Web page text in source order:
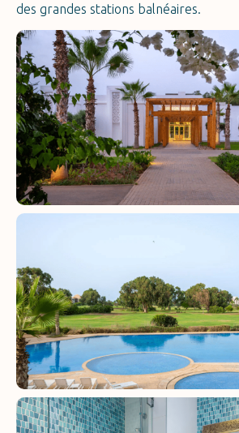
des grandes stations balnéaires.